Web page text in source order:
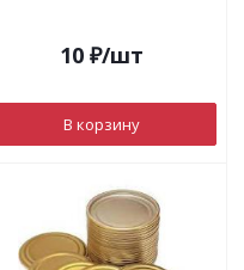
10 ₽/шт
В корзину